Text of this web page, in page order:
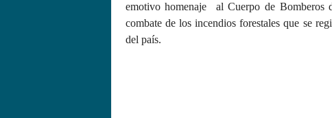
emotivo homenaje al Cuerpo de
combate de los incendios forestales que se
del país.